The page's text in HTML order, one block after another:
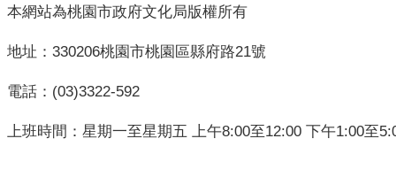
本網站為桃園市政府文化局版權所有
地址：330206桃園市桃園區縣府路21號
電話：(03)3322-592
上班時間：星期一至星期五 上午8:00至12:00 下午1:00至